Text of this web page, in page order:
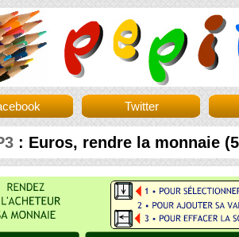
Twitter
: Euros, rendre la monnaie